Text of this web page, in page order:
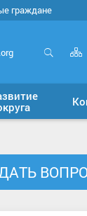
граждане